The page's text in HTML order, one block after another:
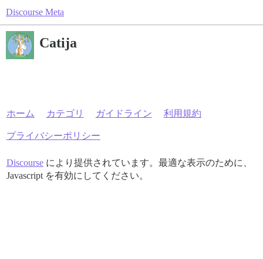
Discourse Meta
Catija
ホーム カテゴリ ガイドライン 利用規約
プライバシーポリシー
Discourseにより提供されています。最適な表示のために、
Javascript を有効にしてください。